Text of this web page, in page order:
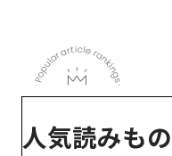
人気読みも